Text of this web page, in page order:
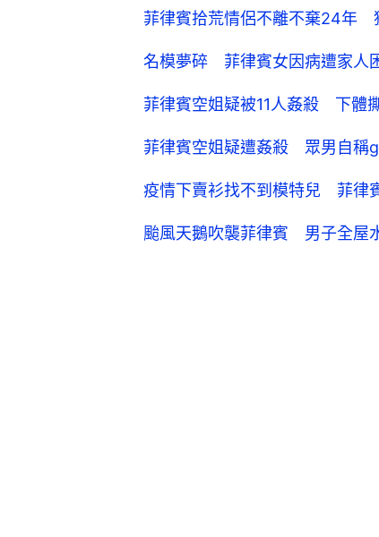
菲律賓拾荒情侶不離不棄24年
名模夢碎 菲律賓女因病遭家人
菲律賓空姐疑被11人姦殺 下體
菲律賓空姐疑遭姦殺 眾男自稱
疫情下賣衫找不到模特兒 菲律
颱風天鵝吹襲菲律賓 男子全屋